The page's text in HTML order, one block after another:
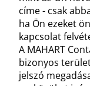
címe - csak
ha Ön ezeket
kapcsolat
A MAHART
bizonyos
jelszó